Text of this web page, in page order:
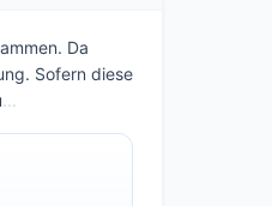
Da
Sofern diese
...